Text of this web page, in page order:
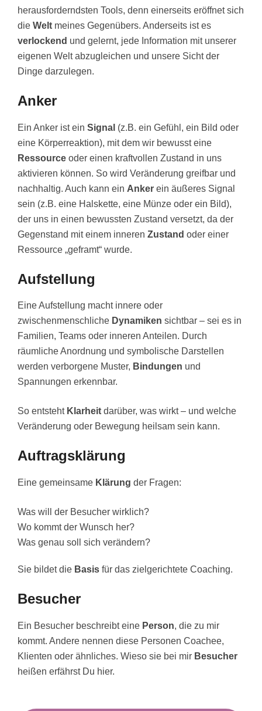
herausforderndsten Tools, denn einerseits eröffnet sich
die Welt meines Gegenübers. Anderseits ist es
verlockend und gelernt, jede Information mit unserer
eigenen Welt abzugleichen und unsere Sicht der
Dinge darzulegen.
Anker
Ein Anker ist ein Signal (z.B. ein Gefühl, ein Bild oder
eine Körperreaktion), mit dem wir bewusst eine
Ressource oder einen kraftvollen Zustand in uns
aktivieren können. So wird Veränderung greifbar und
nachhaltig. Auch kann ein Anker ein äußeres Signal
sein (z.B. eine Halskette, eine Münze oder ein Bild),
der uns in einen bewussten Zustand versetzt, da der
Gegenstand mit einem inneren Zustand oder einer
Ressource „geframt“ wurde.
Aufstellung
Eine Aufstellung macht innere oder
zwischenmenschliche Dynamiken sichtbar – sei es in
Familien, Teams oder inneren Anteilen. Durch
räumliche Anordnung und symbolische Darstellen
werden verborgene Muster, Bindungen und
Spannungen erkennbar.
So entsteht Klarheit darüber, was wirkt – und welche
Veränderung oder Bewegung heilsam sein kann.
Auftragsklärung
Eine gemeinsame Klärung der Fragen:
Was will der Besucher wirklich?
Wo kommt der Wunsch her?
Was genau soll sich verändern?
Sie bildet die Basis für das zielgerichtete Coaching.
Besucher
Ein Besucher beschreibt eine Person, die zu mir
kommt. Andere nennen diese Personen Coachee,
Klienten oder ähnliches. Wieso sie bei mir Besucher
heißen erfährst Du hier.